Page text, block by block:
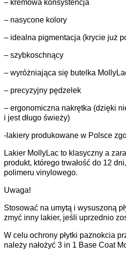
– kremowa konsystencja
– nasycone kolory
– idealna pigmentacja (krycie już
– szybkoschnący
– wyróżniająca się butelka
– precyzyjny pędzelek
– ergonomiczna nakrętka (dzięki
i jest długo świeży)
-lakiery produkowane w Polsce
Lakier MollyLac to klasyczny a
produkt, którego trwałość do 12
polimeru vinylowego.
Uwaga!
Stosować na umytą i wysuszoną
zmyć inny lakier, jeśli uprzednio
W celu ochrony płytki paznokcia
należy nałożyć 3 in 1 Base Coat